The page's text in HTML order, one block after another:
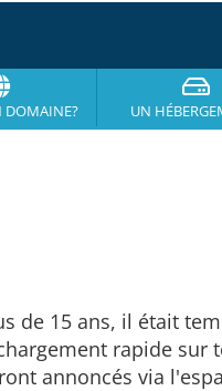
DOMAINE? UN
de 15 ans, il était
rapide sur
annoncés via